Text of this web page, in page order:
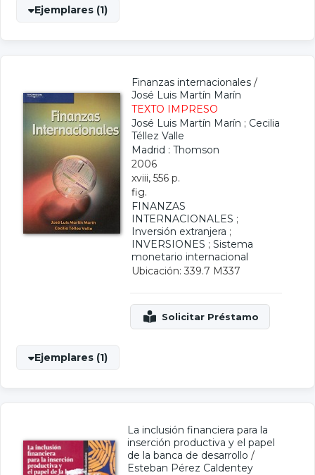
Ejemplares (1)
Finanzas internacionales /
José Luis Martín Marín
TEXTO IMPRESO
José Luis Martín Marín ; Cecilia
Téllez Valle
Madrid : Thomson
2006
xviii, 556 p.
fig.
FINANZAS
INTERNACIONALES ;
Inversión extranjera ;
INVERSIONES ; Sistema
monetario internacional
Ubicación: 339.7 M337
Ejemplares (1)
La inclusión financiera para la
inserción productiva y el papel
de la banca de desarrollo /
Esteban Pérez Caldentey